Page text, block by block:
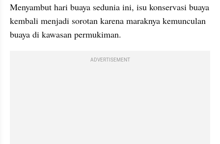
Menyambut hari buaya sedunia ini, isu konservasi buaya
kembali menjadi sorotan karena maraknya kemunculan
buaya di kawasan permukiman.
ADVERTISEMENT